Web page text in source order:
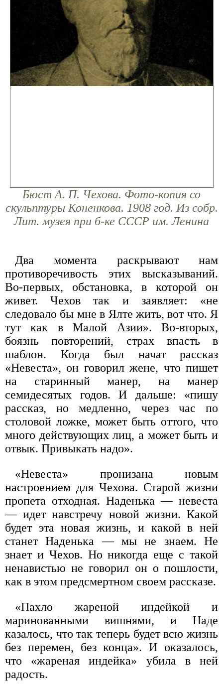
Бюст А. П. Чехова. Фото-копия со
скульптуры Коненкова. 1908 год. Из собр.
Лит. музея при б-ке СССР им. Ленина
Два момента раскрывают нам
противоречивость этих высказываний.
Во-первых, обстановка, в которой он
живет. Чехов так и заявляет: «не
следовало бы мне в Ялте жить, вот что. Я
тут как в Малой Азии». Во-вторых,
боязнь повторений, страх впасть в
шаблон. Когда был начат рассказ
«Невеста», он говорил жене, что пишет
на старинный манер, на манер
семидесятых годов. И дальше: «пишу
рассказ, но медленно, через час по
столовой ложке, может быть оттого, что
много действующих лиц, а может быть и
отвык. Привыкать надо».
«Невеста» пронизана новым
настроением для Чехова. Старой жизни
пропета отходная. Наденька — невеста
— идет навстречу новой жизни. Какой
будет эта новая жизнь, и какой в ней
станет Наденька — мы не знаем. Не
знает и Чехов. Но никогда еще с такой
ненавистью не говорил он о пошлости,
как в этом предсмертном своем рассказе.
«Пахло жареной индейкой и
маринованными вишнями, и Наде
казалось, что так теперь будет всю жизнь
без перемен, без конца». И оказалось,
что «жареная индейка» убила в ней
радость.